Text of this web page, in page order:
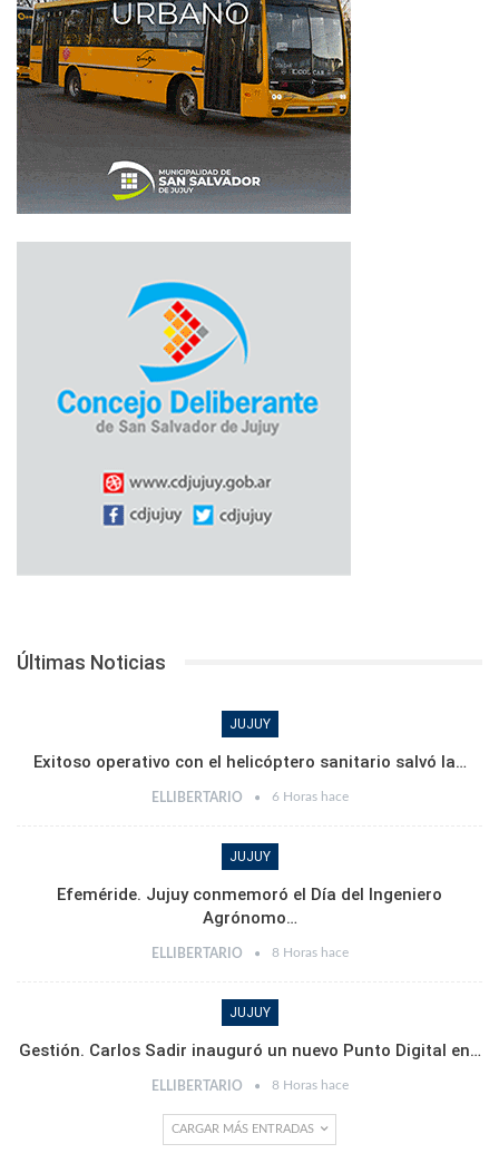
Últimas Noticias
JUJUY
Exitoso operativo con el helicóptero sanitario salvó la…
ELLIBERTARIO 6 Horas hace
JUJUY
Efeméride. Jujuy conmemoró el Día del Ingeniero
Agrónomo…
ELLIBERTARIO 8 Horas hace
JUJUY
Gestión. Carlos Sadir inauguró un nuevo Punto Digital en…
ELLIBERTARIO 8 Horas hace
CARGAR MÁS ENTRADAS